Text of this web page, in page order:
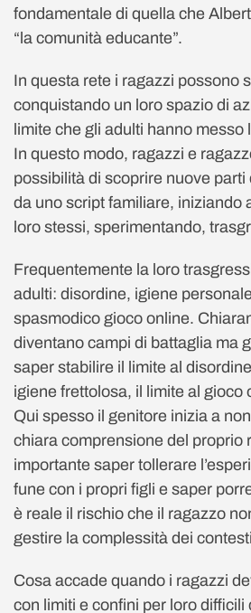
fondamentale di quella che
“la comunità educante”.
In questa rete i ragazzi possono
conquistando un loro spazio di
limite che gli adulti hanno messo
In questo modo, ragazzi e
possibilità di scoprire nuove parti
da uno script familiare, iniziando
loro stessi, sperimentando,
Frequentemente la loro
adulti: disordine, igiene
spasmodico gioco online.
diventano campi di battaglia ma
saper stabilire il limite al
igiene frettolosa, il limite al gioco
Qui spesso il genitore inizia a
chiara comprensione del proprio
importante saper tollerare
fune con i propri figli e saper
è reale il rischio che il ragazzo
gestire la complessità dei
Cosa accade quando i ragazzi
con limiti e confini per loro difficili